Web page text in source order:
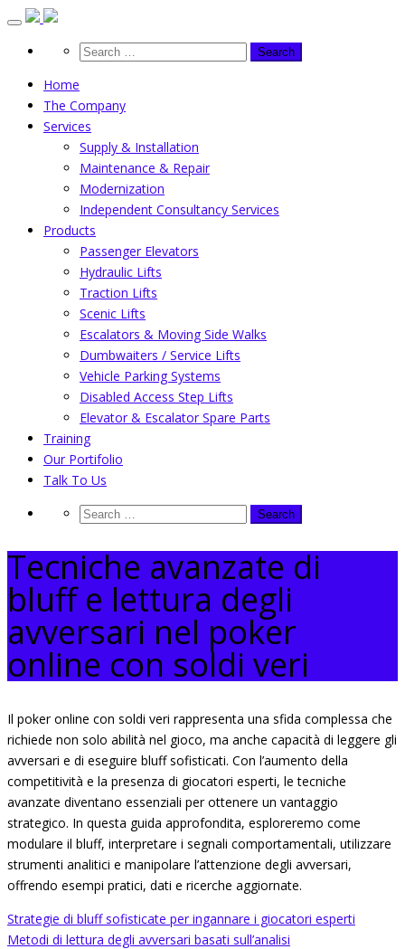
Skip
content
Home
The Company
Services
Supply & Installation
Maintenance & Repair
Modernization
Independent Consultancy Services
Products
Passenger Elevators
Hydraulic Lifts
Traction Lifts
Scenic Lifts
Escalators & Moving Side Walks
Dumbwaiters / Service Lifts
Vehicle Parking Systems
Disabled Access Step Lifts
Elevator & Escalator Spare Parts
Training
Our Portifolio
Talk To Us
Tecniche avanzate di
bluff e lettura degli
avversari nel poker
online con soldi veri
Il poker online con soldi veri rappresenta una sfida complessa che
richiede non solo abilità nel gioco, ma anche capacità di leggere gli
avversari e di eseguire bluff sofisticati. Con l’aumento della
competitività e la presenza di giocatori esperti, le tecniche
avanzate diventano essenziali per ottenere un vantaggio
strategico. In questa guida approfondita, esploreremo come
modulare il bluff, interpretare i segnali comportamentali, utilizzare
strumenti analitici e manipolare l’attenzione degli avversari,
offrendo esempi pratici, dati e ricerche aggiornate.
Strategie di bluff sofisticate per ingannare i giocatori esperti
Metodi di lettura degli avversari basati sull’analisi